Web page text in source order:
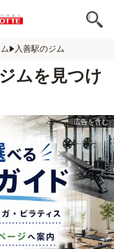
入善駅のジム
ムを見つけ